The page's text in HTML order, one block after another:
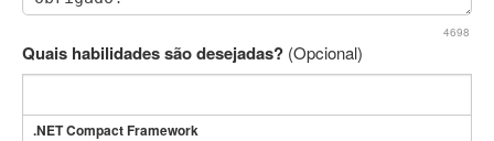
4698
Quais habilidades são desejadas? (Opcional)
.NET Compact Framework